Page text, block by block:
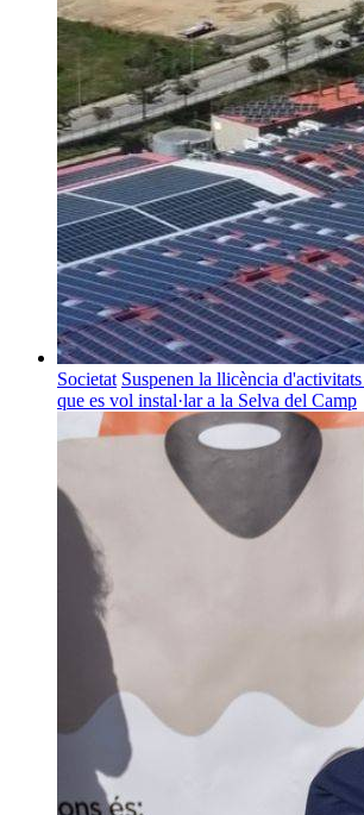
Societat Suspenen la llicència
que es vol instal·lar a la Selva del Camp